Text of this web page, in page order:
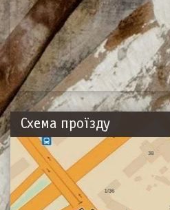
Схема проїзду